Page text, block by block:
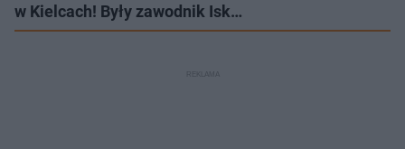
w Kielcach! Były zawodnik Isk…